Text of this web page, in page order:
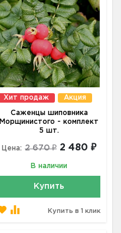
Хит продаж Акция
Саженцы шиповника
Морщинистого - комплект
5 шт.
Цена: 2 670 ₽ 2 480 ₽
В наличии
Купить
Купить в 1 клик